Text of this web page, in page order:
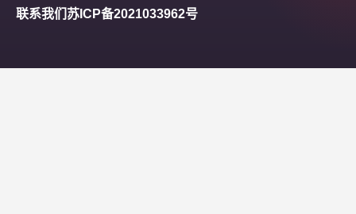
联系我们 苏ICP备2021033962号